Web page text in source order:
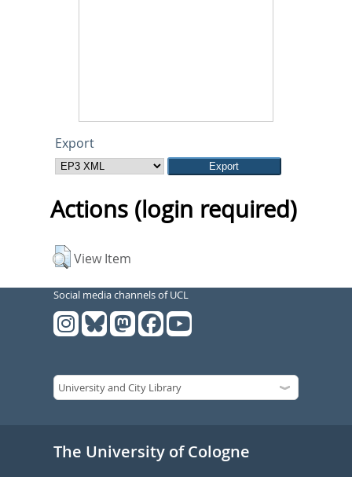
Export
Actions (login required)
View Item
Social media channels of UCL
The University of Cologne